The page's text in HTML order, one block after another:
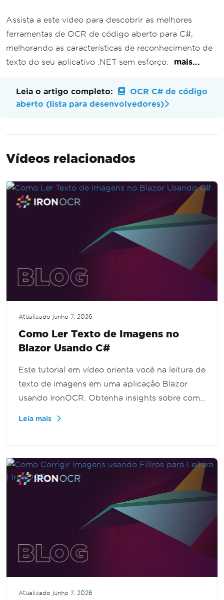
Assista a este vídeo para descobrir as melhores
ferramentas de OCR de código aberto para C#,
melhorando as características de reconhecimento de
texto do seu aplicativo .NET sem esforço.
mais...
Leia o artigo completo:
OCR C# de código
aberto (lista para desenvolvedores)
Vídeos relacionados
Atualizado junho 7, 2026
Como Ler Texto de Imagens no
Blazor Usando C#
Este tutorial em vídeo orienta você na leitura de
texto de imagens em uma aplicação Blazor
usando IronOCR. Obtenha insights sobre como
Leia mais
Atualizado junho 7, 2026